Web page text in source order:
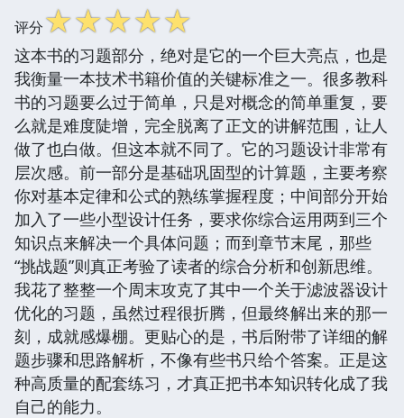
评分☆☆☆☆☆
这本书的习题部分，绝对是它的一个巨大亮点，也是
我衡量一本技术书籍价值的关键标准之一。很多教科
书的习题要么过于简单，只是对概念的简单重复，要
么就是难度陡增，完全脱离了正文的讲解范围，让人
做了也白做。但这本就不同了。它的习题设计非常有
层次感。前一部分是基础巩固型的计算题，主要考察
你对基本定律和公式的熟练掌握程度；中间部分开始
加入了一些小型设计任务，要求你综合运用两到三个
知识点来解决一个具体问题；而到章节末尾，那些
“挑战题”则真正考验了读者的综合分析和创新思维。
我花了整整一个周末攻克了其中一个关于滤波器设计
优化的习题，虽然过程很折腾，但最终解出来的那一
刻，成就感爆棚。更贴心的是，书后附带了详细的解
题步骤和思路解析，不像有些书只给个答案。正是这
种高质量的配套练习，才真正把书本知识转化成了我
自己的能力。